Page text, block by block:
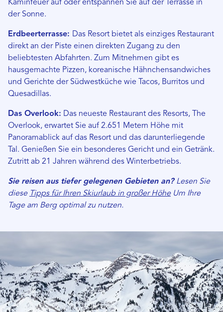
Kaminfeuer auf oder entspannen Sie auf der Terrasse in
der Sonne.
Erdbeerterrasse: Das Resort bietet als einziges Restaurant
direkt an der Piste einen direkten Zugang zu den
beliebtesten Abfahrten. Zum Mitnehmen gibt es
hausgemachte Pizzen, koreanische Hähnchensandwiches
und Gerichte der Südwestküche wie Tacos, Burritos und
Quesadillas.
Das Overlook: Das neueste Restaurant des Resorts, The
Overlook, erwartet Sie auf 2.651 Metern Höhe mit
Panoramablick auf das Resort und das darunterliegende
Tal. Genießen Sie ein besonderes Gericht und ein Getränk.
Zutritt ab 21 Jahren während des Winterbetriebs.
Sie reisen aus tiefer gelegenen Gebieten an? Lesen Sie
diese Tipps für Ihren Skiurlaub in großer HöheUm Ihre
Tage am Berg optimal zu nutzen.